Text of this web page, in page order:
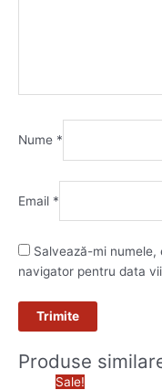
Nume *
Email *
Salvează-mi
navigator pentru data
Produse
Sale!